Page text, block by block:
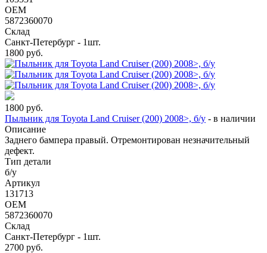
OEM
5872360070
Склад
Санкт-Петербург - 1шт.
1800 руб.
1800 руб.
Пыльник для Toyota Land Cruiser (200) 2008>, б/у - в наличии
Описание
Заднего бампера правый. Отремонтирован незначительный
дефект.
Тип детали
б/у
Артикул
131713
OEM
5872360070
Склад
Санкт-Петербург - 1шт.
2700 руб.